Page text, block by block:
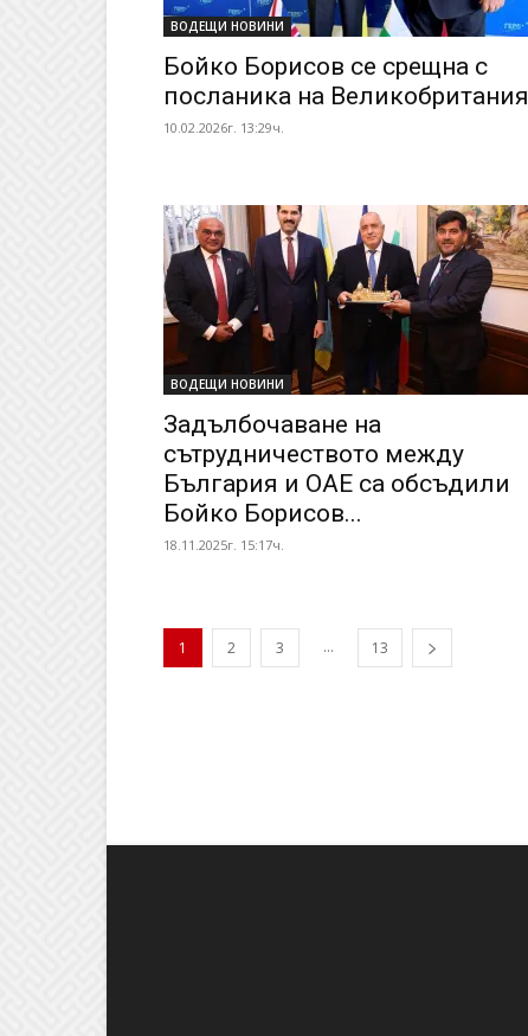
ВОДЕЩИ НОВИНИ
Бойко Борисов се срещна с
посланика на Великобритания
10.02.2026г. 13:29ч.
ВОДЕЩИ НОВИНИ
Задълбочаване на
сътрудничеството между
България и ОАЕ са обсъдили
Бойко Борисов...
18.11.2025г. 15:17ч.
1 2 3 ... 13